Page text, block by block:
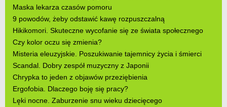
Maska lekarza czasów pomoru
9 powodów, żeby odstawić kawę rozpuszczalną
Hikikomori. Skuteczne wycofanie się ze świata społecznego
Czy kolor oczu się zmienia?
Misteria eleuzyjskie. Poszukiwanie tajemnicy życia i śmierci
Scandal. Dobry zespół muzyczny z Japonii
Chrypka to jeden z objawów przeziębienia
Ergofobia. Dlaczego boję się pracy?
Lęki nocne. Zaburzenie snu wieku dziecięcego